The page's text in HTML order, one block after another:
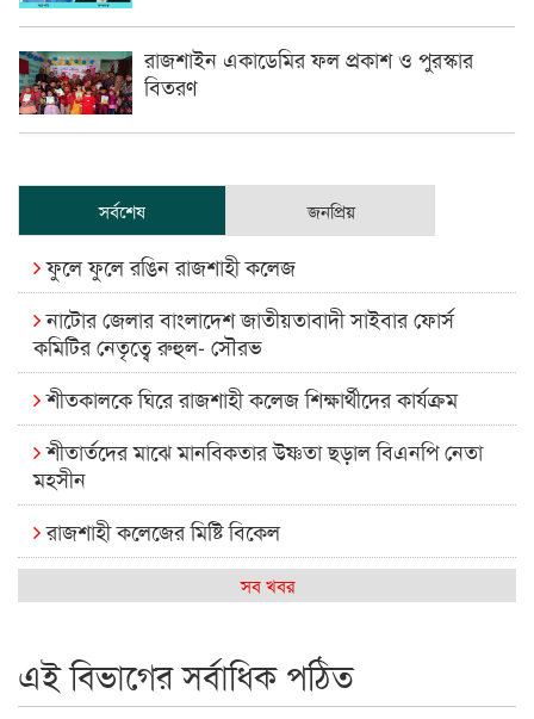
রাজশাইন একাডেমির ফল প্রকাশ ও পুরস্কার
বিতরণ
সর্বশেষ জনপ্রিয়
ফুলে ফুলে রঙিন রাজশাহী কলেজ
নাটোর জেলার বাংলাদেশ জাতীয়তাবাদী সাইবার ফোর্স
কমিটির নেতৃত্বে রুহুল- সৌরভ
শীতকালকে ঘিরে রাজশাহী কলেজ শিক্ষার্থীদের কার্যক্রম
শীতার্তদের মাঝে মানবিকতার উষ্ণতা ছড়াল বিএনপি নেতা
মহসীন
রাজশাহী কলেজের মিষ্টি বিকেল
কেমন আছে আমাদের দেশের মধ্যবিত্তরা
রাজশাইন একাডেমির ফল প্রকাশ ও পুরস্কার বিতরণ
সব খবর
এই বিভাগের সর্বাধিক পঠিত